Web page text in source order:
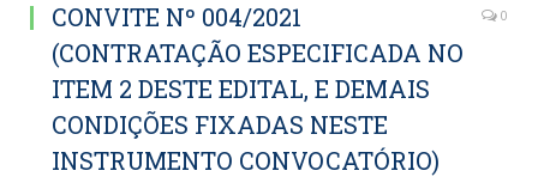
CONVITE Nº 004/2021
(CONTRATAÇÃO ESPECIFICADA NO
ITEM 2 DESTE EDITAL, E DEMAIS
CONDIÇÕES FIXADAS NESTE
INSTRUMENTO CONVOCATÓRIO)
0